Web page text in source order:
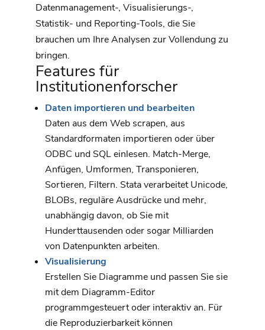
Datenmanagement-, Visualisierungs-,
Statistik- und Reporting-Tools, die Sie
brauchen um Ihre Analysen zur Vollendung zu
bringen.
Features für
Institutionenforscher
Daten importieren und bearbeiten
Daten aus dem Web scrapen, aus
Standardformaten importieren oder über
ODBC und SQL einlesen. Match-Merge,
Anfügen, Umformen, Transponieren,
Sortieren, Filtern. Stata verarbeitet Unicode,
BLOBs, reguläre Ausdrücke und mehr,
unabhängig davon, ob Sie mit
Hunderttausenden oder sogar Milliarden
von Datenpunkten arbeiten.
Visualisierung
Erstellen Sie Diagramme und passen Sie sie
mit dem Diagramm-Editor
programmgesteuert oder interaktiv an. Für
die Reproduzierbarkeit können